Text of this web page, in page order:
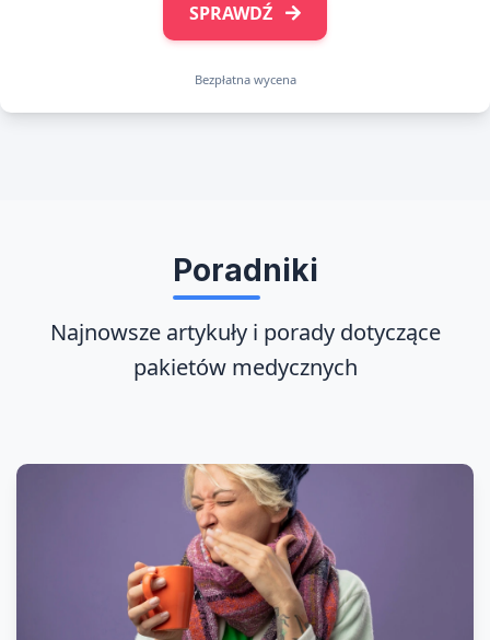
SPRAWDŹ
Bezpłatna wycena
Poradniki
Najnowsze artykuły i porady dotyczące
pakietów medycznych